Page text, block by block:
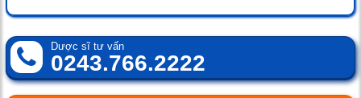
Dược sĩ tư vấn
0243.766.2222